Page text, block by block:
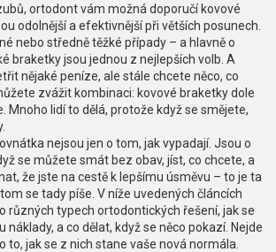
ortodont vám možná doporučí kovové
odolnější a efektivnější při větších posunech.
nebo středně těžké případy – a hlavně o
braketky jsou jednou z nejlepších volb. A
nějaké peníze, ale stále chcete něco, co
zvážit kombinaci: kovové braketky dole
Mnoho lidí to dělá, protože když se smějete,
nejsou jen o tom, jak vypadají. Jsou o
se můžete smát bez obav, jíst, co chcete, a
že jste na cestě k lepšímu úsměvu – to je ta
se tady píše. V níže uvedených článcích
různých typech ortodontických řešení, jak se
náklady, a co dělat, když se něco pokazí. Nejde
to, jak se z nich stane vaše nová normála.